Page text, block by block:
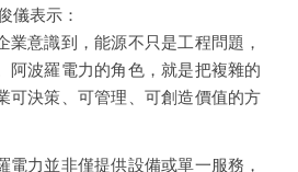
儀表示：
業意識到，能源不只是工程問題，
阿波羅電力的角色，就是把複雜的
可決策、可管理、可創造價值的方
電力並非僅提供設備或單一服務，